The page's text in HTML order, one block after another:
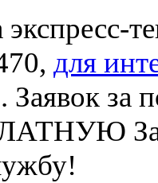
экспресс-
, для
. Заявок за